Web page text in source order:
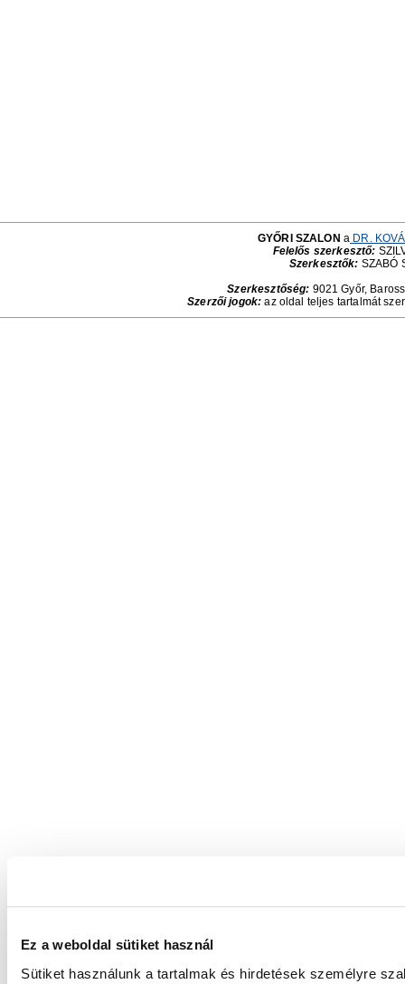
Ez a weboldal sütiket használ
Sütiket használunk a tartalmak és hirdetések személyre
GYŐRI SZALON a DR.
Felelős szerkesztő:
Szerkesztők: SZABÓ
Szerkesztőség: 9021 Győr,
Szerzői jogok: az oldal teljes tartalmát